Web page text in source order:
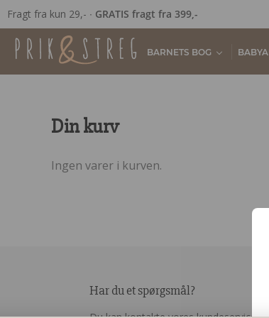
Fragt fra kun 29,- ∙ GRATIS fragt fra 399,-
BARNETS BOG
Din kurv
Ingen varer i kurven.
Har du et spørgsmål?